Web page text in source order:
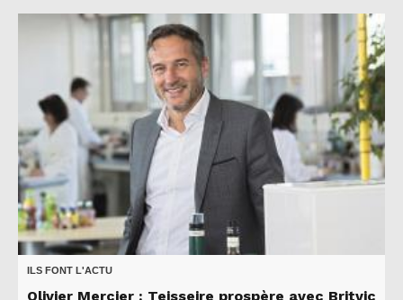
ILS FONT L'ACTU
Olivier Mercier : Teisseire prospère avec Britvic